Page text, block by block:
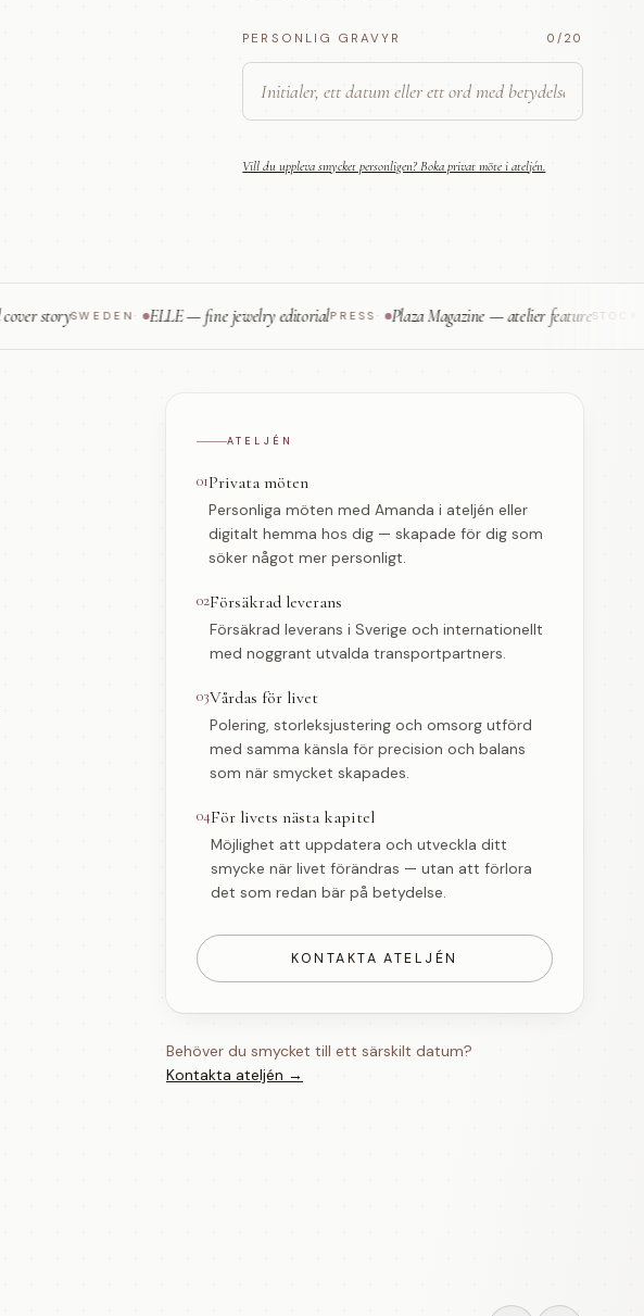
PERSONLIG GRAVYR 0 /20
Vill du uppleva smycket personligen? Boka privat möte i ateljén.
SWEDEN· ELLE — fine jewelry editorial PRESS· Plaza Magazine — atelier featureSTOCKHOLM
ATELJÉN
01Privata möten
Personliga möten med Amanda i ateljén eller
digitalt hemma hos dig — skapade för dig som
söker något mer personligt.
02Försäkrad leverans
Försäkrad leverans i Sverige och internationellt
med noggrant utvalda transportpartners.
03Vårdas för livet
Polering, storleksjustering och omsorg utförd
med samma känsla för precision och balans
som när smycket skapades.
04För livets nästa kapitel
Möjlighet att uppdatera och utveckla ditt
smycke när livet förändras — utan att förlora
det som redan bär på betydelse.
KONTAKTA ATELJÉN
Behöver du smycket till ett särskilt datum?
Kontakta ateljén →